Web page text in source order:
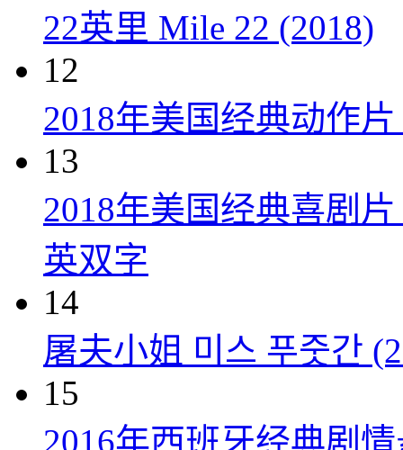
22英里 Mile 22 (2018)
12
2018年美国经典动作
13
2018年美国经典喜剧
英双字
14
屠夫小姐 미스 푸줏간
15
2016年西班牙经典剧